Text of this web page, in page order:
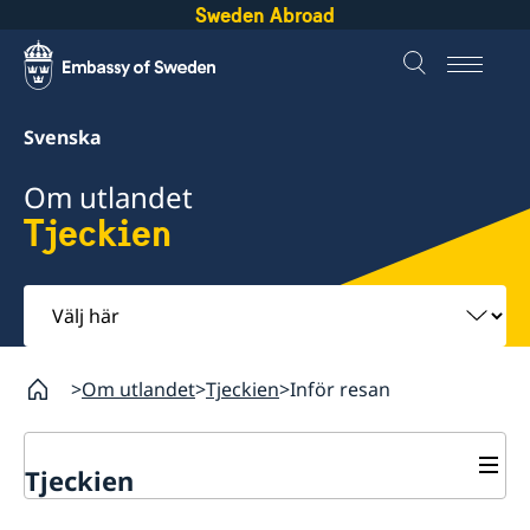
Sweden Abroad
Svenska
Om utlandet
Tjeckien
Välj
här
Om utlandet Tjeckien Inför resan
Tjeckien